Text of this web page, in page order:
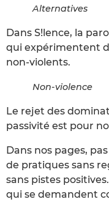
Alternatives
Dans S!lence, la
qui expérimentent
non-violents.
Non-violence
Le rejet des
passivité est pour
Dans nos pages,
de pratiques sans
sans pistes
qui se demandent